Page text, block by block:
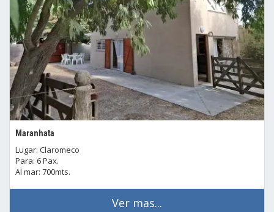
Maranhata
Lugar: Claromeco
Para: 6 Pax.
Al mar: 700mts.
Ver mas...